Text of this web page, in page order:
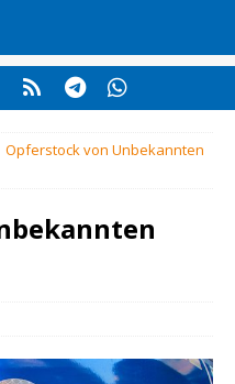
Opferstock von Unbekannten